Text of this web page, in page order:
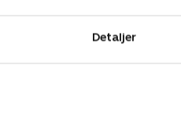
Detaljer